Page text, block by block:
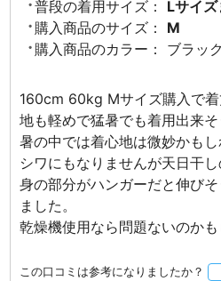
普段の着用サイズ：
Lサイ
購入商品のサイズ：
M
購入商品のカラー：
ブラック
160cm 60kg Mサイズ購入で
地も軽めで猛暑でも着用出来
暑の中では着心地は微妙かも
シワにもなりませんが天日干
身の部分がハンガーだと伸び
ました。
乾燥機使用なら問題ないのかも
この口コミは参考になりましたか？